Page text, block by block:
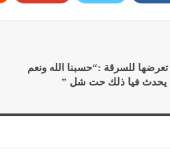
تعرضها للسرقة :“حسبنا الله ونعم
يحدث فيا ذلك حت شل ”